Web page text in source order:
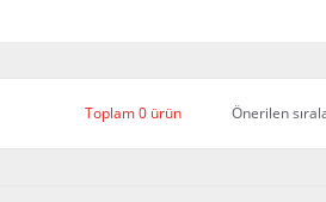
Toplam 0 ürün